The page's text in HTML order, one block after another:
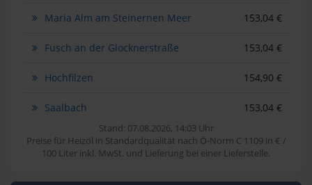
Maria Alm am Steinernen Meer 153,04 €
Fusch an der Glocknerstraße 153,04 €
Hochfilzen 154,90 €
Saalbach 153,04 €
Stand: 07.08.2026, 14:03 Uhr
Preise für Heizöl in Standardqualität nach Ö-Norm C 1109 in € /
100 Liter inkl. MwSt. und Lieferung bei einer Lieferstelle.